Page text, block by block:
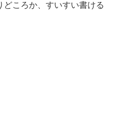
どころか、すいすい書ける